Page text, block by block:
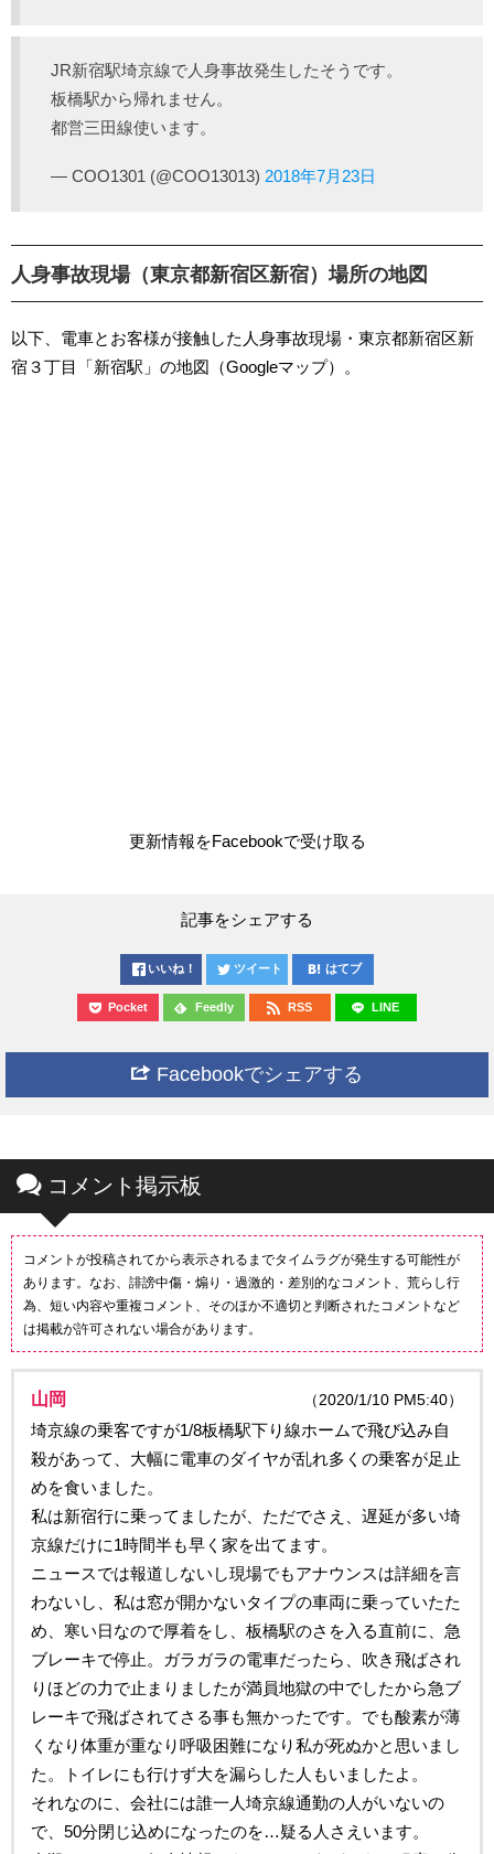
JR新宿駅埼京線で人身事故発生したそうです。
板橋駅から帰れません。
都営三田線使います。
— COO1301 (@COO13013) 2018年7月23日
人身事故現場（東京都新宿区新宿）場所の地図
以下、電車とお客様が接触した人身事故現場・東京都新宿区新
宿３丁目「新宿駅」の地図（Googleマップ）。
更新情報をFacebookで受け取る
記事をシェアする
いいね！ ツイート はてブ
Pocket Feedly RSS LINE
Facebookでシェアする
コメント掲示板
コメントが投稿されてから表示されるまでタイムラグが発生する可能性が
あります。なお、誹謗中傷・煽り・過激的・差別的なコメント、荒らし行
為、短い内容や重複コメント、そのほか不適切と判断されたコメントなど
は掲載が許可されない場合があります。
山岡 （2020/1/10 PM5:40）
埼京線の乗客ですが1/8板橋駅下り線ホームで飛び込み自
殺があって、大幅に電車のダイヤが乱れ多くの乗客が足止
めを食いました。
私は新宿行に乗ってましたが、ただでさえ、遅延が多い埼
京線だけに1時間半も早く家を出てます。
ニュースでは報道しないし現場でもアナウンスは詳細を言
わないし、私は窓が開かないタイプの車両に乗っていたた
め、寒い日なので厚着をし、板橋駅のさを入る直前に、急
ブレーキで停止。ガラガラの電車だったら、吹き飛ばされ
りほどの力で止まりましたが満員地獄の中でしたから急ブ
レーキで飛ばされてさる事も無かったです。でも酸素が薄
くなり体重が重なり呼吸困難になり私が死ぬかと思いまし
た。トイレにも行けず大を漏らした人もいましたよ。
それなのに、会社には誰一人埼京線通勤の人がいないの
で、50分閉じ込めになったのを…疑る人さえいます。